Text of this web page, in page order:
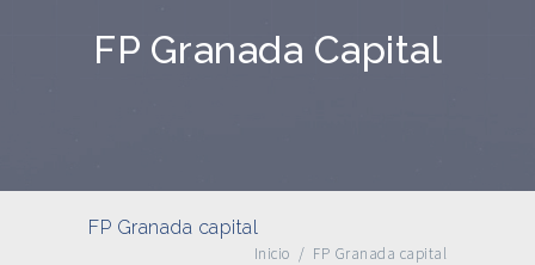
FP Granada Capital
FP Granada capital
Inicio / FP Granada capital